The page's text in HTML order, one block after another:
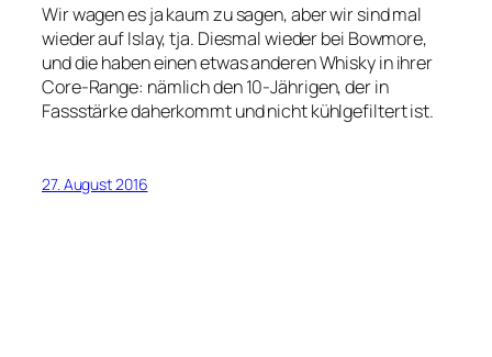
Wir wagen es ja kaum zu sagen, aber wir sind mal
wieder auf Islay, tja. Diesmal wieder bei Bowmore,
und die haben einen etwas anderen Whisky in ihrer
Core-Range: nämlich den 10-Jährigen, der in
Fassstärke daherkommt und nicht kühlgefiltert ist.
27. August 2016